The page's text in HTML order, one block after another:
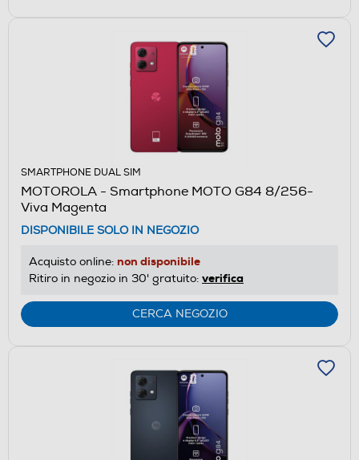
SMARTPHONE DUAL SIM
MOTOROLA - Smartphone MOTO G84 8/256-
Viva Magenta
DISPONIBILE SOLO IN NEGOZIO
Acquisto online: non disponibile
Ritiro in negozio in 30' gratuito: verifica
CERCA NEGOZIO